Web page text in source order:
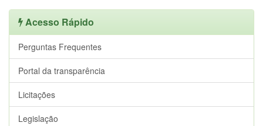
Acesso Rápido
Perguntas Frequentes
Portal da transparência
Licitações
Legislação